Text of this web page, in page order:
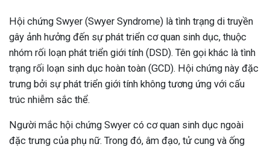
Hội chứng Swyer (Swyer Syndrome) là tình trạng di truyền
gây ảnh hưởng đến sự phát triển cơ quan sinh dục, thuộc
nhóm rối loạn phát triển giới tính (DSD). Tên gọi khác là tình
trạng rối loạn sinh dục hoàn toàn (GCD). Hội chứng này đặc
trưng bởi sự phát triển giới tính không tương ứng với cấu
trúc nhiễm sắc thể.
Người mắc hội chứng Swyer có cơ quan sinh dục ngoài
đặc trưng của phụ nữ. Trong đó, âm đạo, tử cung và ống